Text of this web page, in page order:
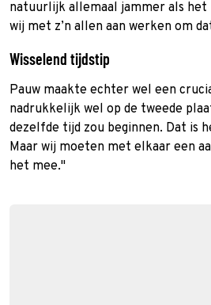
natuurlijk allemaal jammer als
wij met z’n allen aan werken om
Wisselend tijdstip
Pauw maakte echter wel een
nadrukkelijk wel op de tweede
dezelfde tijd zou beginnen. Dat is
Maar wij moeten met elkaar een
het mee."